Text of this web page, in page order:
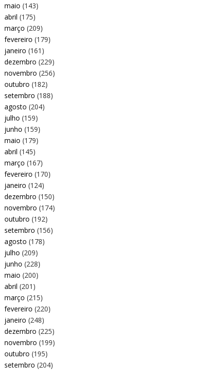
maio (143)
abril (175)
março (209)
fevereiro (179)
janeiro (161)
dezembro (229)
novembro (256)
outubro (182)
setembro (188)
agosto (204)
julho (159)
junho (159)
maio (179)
abril (145)
março (167)
fevereiro (170)
janeiro (124)
dezembro (150)
novembro (174)
outubro (192)
setembro (156)
agosto (178)
julho (209)
junho (228)
maio (200)
abril (201)
março (215)
fevereiro (220)
janeiro (248)
dezembro (225)
novembro (199)
outubro (195)
setembro (204)